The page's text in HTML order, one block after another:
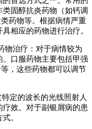
固醇抗炎药物（如钙调
药物等。根据病情严重
相应的药物进行治疗。
物治疗：对于病情较为
口服药物主要包括甲强
，这些药物都可以调节
定的波长的光线照射人
效。对于副银屑病的患
。